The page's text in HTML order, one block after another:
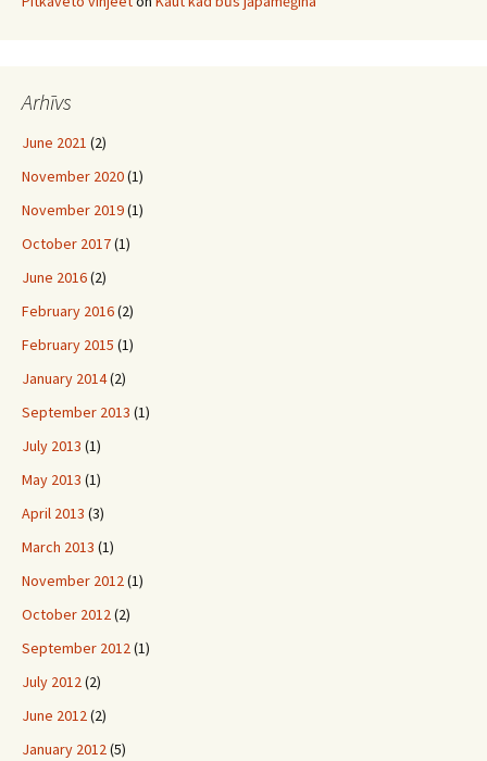
Arhīvs
June 2021 (2)
November 2020(1)
November 2019(1)
October 2017(1)
June 2016(2)
February 2016(2)
February 2015 (1)
January 2014(2)
September 2013 (1)
July 2013 (1)
May 2013 (1)
April 2013 (3)
March 2013 (1)
November 2012(1)
October 2012(2)
September 2012(1)
July 2012(2)
June 2012(2)
January 2012(5)